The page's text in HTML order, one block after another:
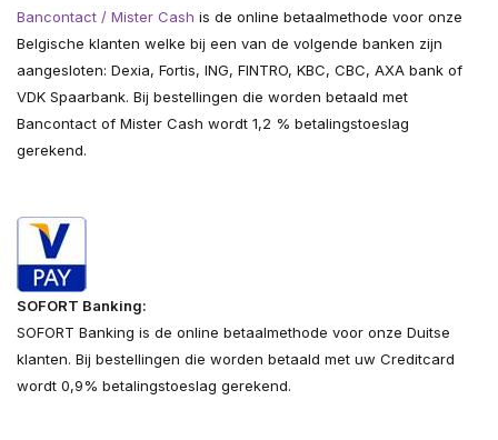
Bancontact / Mister Cash is de online betaalmethode voor onze
Belgische klanten welke bij een van de volgende banken zijn
aangesloten: Dexia, Fortis, ING, FINTRO, KBC, CBC, AXA bank of
VDK Spaarbank. Bij bestellingen die worden betaald met
Bancontact of Mister Cash wordt 1,2 % betalingstoeslag
gerekend.
SOFORT Banking:
SOFORT Banking is de online betaalmethode voor onze Duitse
klanten. Bij bestellingen die worden betaald met uw Creditcard
wordt 0,9% betalingstoeslag gerekend.